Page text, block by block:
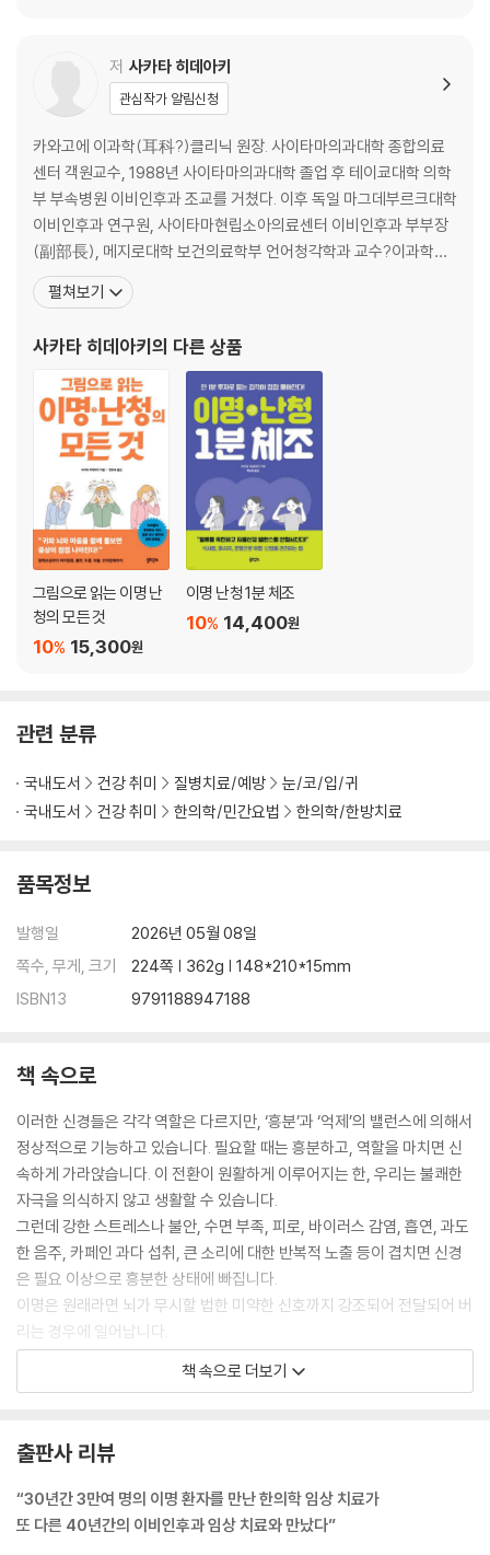
‘환자 중심’으로저 사카타 히데아키
관심작가 알림신청
카와고에 이과학(耳科?)클리닉 원장. 사이타마의과대학 종합의료
센터 객원교수, 1988년 사이타마의과대학 졸업 후 테이쿄대학 의학
부 부속병원 이비인후과 조교를 거쳤다. 이후 독일 마그데부르크대학
이비인후과 연구원, 사이타마현립소아의료센터 이비인후과 부부장
(副部長), 메지로대학 보건의료학부 언어청각학과 교수?이과학연
구소 클리닉 원장을 지냈다. 2015년에 카와고에 이과학클리닉을 개
설해 이명, 난청, 어지럼증 등 난치성 질환 환자들을 진료해왔다. 그
성 난청을 상당히 높은 비율로 개선시키는 일본 내 이명?난청 치료의
일인자
펼쳐보기
사카타 히데아키 의 다른 상품
그림으로 읽는 이명 난
청의 모든 것
15,300원
10%
이명 난청 1분 체조
14,400원
10%
관련 분류
국내도서 건강 취미 질병치료/예방
눈/코/입/귀
국내도서
건강 취미 한의학/민간요법 한의학/한방치료
품목정보
발행일
2026년 05월 08일
쪽수, 무게, 크기
224쪽 | 362g | 148*210*15mm
ISBN13
9791188947188
책 속으로
이러한 신경들은 각각 역할은 다르지만, ‘흥분’과 ‘억제’의 밸런스에 의해서
정상적으로 기능하고 있습니다. 필요할 때는 흥분하고, 역할을 마치면 신
속하게 가라앉습니다. 이 전환이 원활하게 이루어지는 한, 우리는 불쾌한
자극을 의식하지 않고 생활할 수 있습니다.
그런데 강한 스트레스나 불안, 수면 부족, 피로, 바이러스 감염, 흡연, 과도
한 음주, 카페인 과다 섭취, 큰 소리에 대한 반복적 노출 등이 겹치면 신경
은 필요 이상으로 흥분한 상태에 빠집니다.
이명은 원래라면 뇌가 무시할 법한 미약한 신호까지 강조되어 전달되어 버
리는 경우에 일어납니다.
다만 초기 단계에서 충분한 휴식을 취하고 신경 흥분을 가라앉히면 이명은
일시적인 현상으로 끝납니다. 그러나 흥분 상태가 오래 지속되면 소리를
--- pp.38-39 「이명은 두명으로 바뀌나」 중에서
이명과 난청은 한 세트가 되어 일어나는 경우가 아주 많습니다. 그것은 내
책 속으로 더보기
출판사 리뷰
“30년간 3만여 명의 이명 환자를 만난 한의학 임상 치료가
또 다른 40년간의 이비인후과 임상 치료와 만났다”